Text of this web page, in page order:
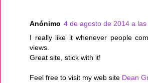
Anónimo 4 de agosto de 2014 a las
I really like it whenever people
views.
Great site, stick with it!
Feel free to visit my web site Dean